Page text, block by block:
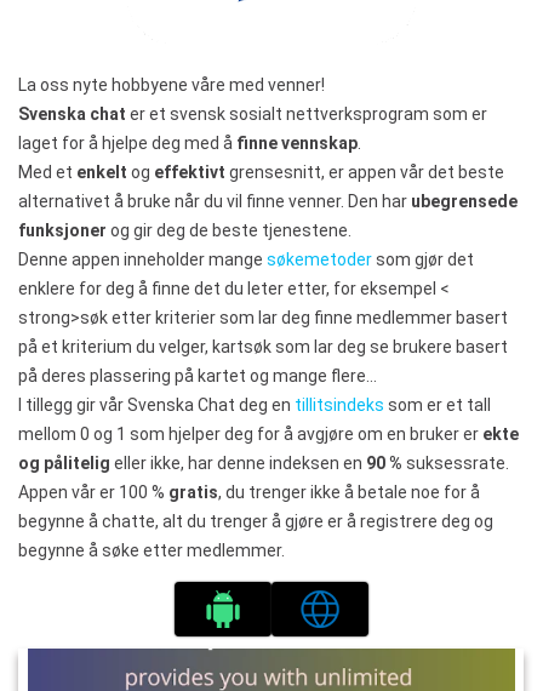
La oss nyte hobbyene våre med venner!
Svenska chat er et svensk sosialt nettverksprogram som er
laget for å hjelpe deg med å finne vennskap
Med et enkelt og effektivt grensesnitt, er appen vår det beste
alternativet å bruke når du vil finne venner. Den har ubegrensede
funksjoner og gir deg de beste tjenestene.
Denne appen inneholder mange søkemetodersom gjør det
enklere for deg å finne det du leter etter, for eksempel <
strong>søk etter kriterier som lar deg finne medlemmer basert
på et kriterium du velger, kartsøk som lar deg se brukere basert
på deres plassering på kartet og mange flere…
I tillegg gir vår Svenska Chat deg en tillitsindeks som er et tall
mellom 0 og 1 som hjelper deg for å avgjøre om en bruker er ekte
og pålitelig eller ikke, har denne indeksen en 90 % suksessrate.
Appen vår er 100 % gratis, du trenger ikke å betale noe for å
begynne å chatte, alt du trenger å gjøre er å registrere deg og
begynne å søke etter medlemmer.